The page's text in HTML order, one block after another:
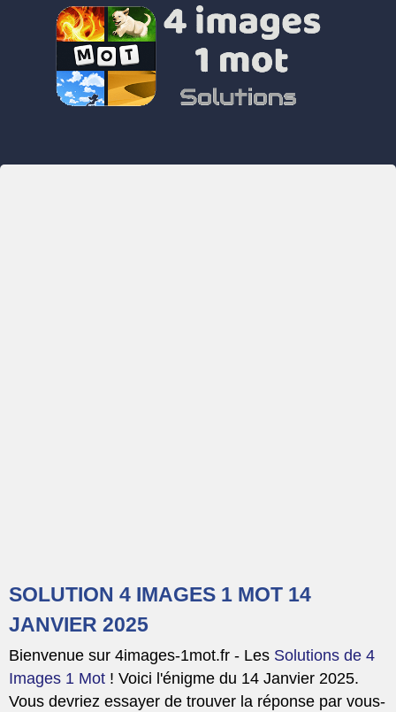
SOLUTION 4 IMAGES 1 MOT 14
JANVIER 2025
Bienvenue sur 4images-1mot.fr - Les Solutions de 4
Images 1 Mot ! Voici l'énigme du 14 Janvier 2025.
Vous devriez essayer de trouver la réponse par vous-